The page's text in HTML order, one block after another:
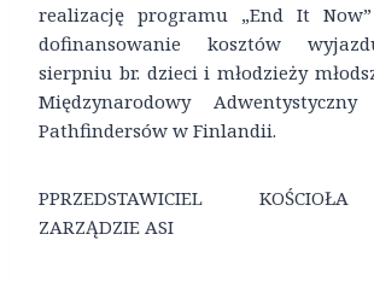
realizację programu „End It
dofinansowanie kosztów
sierpniu br. dzieci i młodzieży
Międzynarodowy Adwentystyczny
Pathfindersów w Finlandii.
PPRZEDSTAWICIEL
ZARZĄDZIE ASI